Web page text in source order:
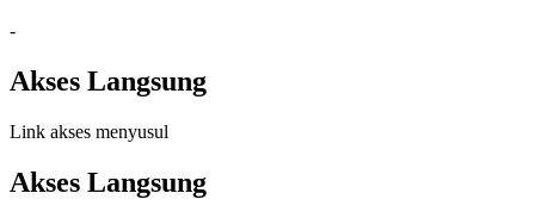
-
Akses Langsung
Link akses menyusul
Akses Langsung